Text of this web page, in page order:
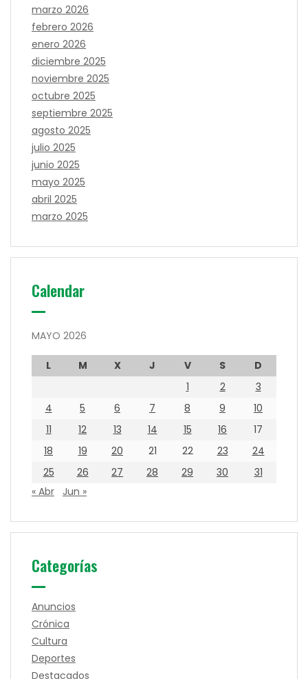
marzo 2026
febrero 2026
enero 2026
diciembre 2025
noviembre 2025
octubre 2025
septiembre 2025
agosto 2025
julio 2025
junio 2025
mayo 2025
abril 2025
marzo 2025
Calendar
MAYO 2026
L M X J V S
D
1
2
3
4
5 6 7 8 9
10
11
12 13 14 15 16
17
18
19 20 21 22 23
24
25
26 27 28 29 30
31
« Abr
Jun »
Categorías
Anuncios
Crónica
Cultura
Deportes
Destacados